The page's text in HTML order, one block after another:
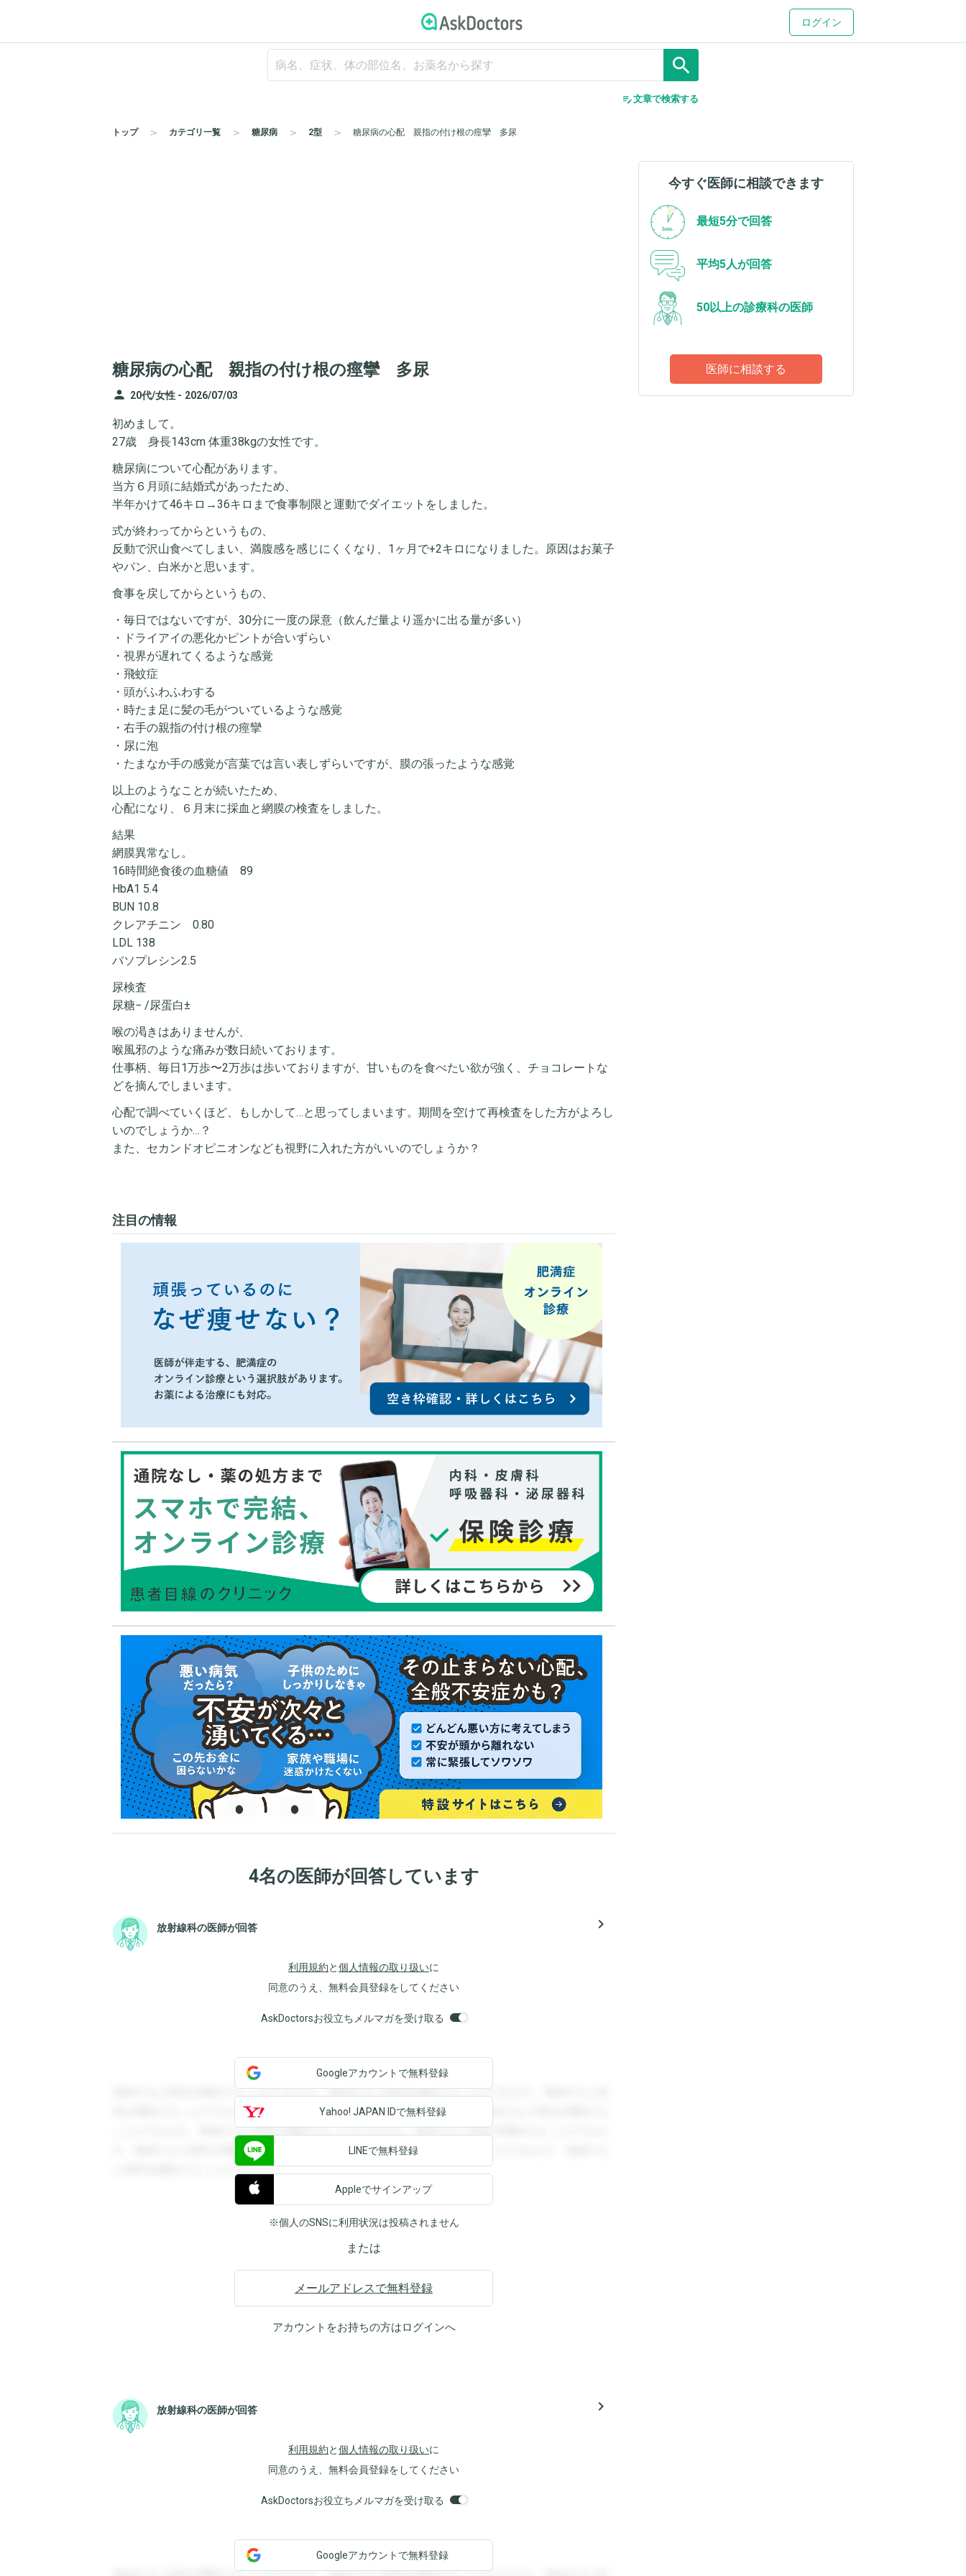
ログイン
search
edit_note文章で検索する
トップ カテゴリ一覧 糖尿病 2型 糖尿病の心配 親指の付け根の痙攣 多尿
糖尿病の心配 親指の付け根の痙攣 多尿
person 20代/女性 - 2026/07/03
初めまして。
27歳 身長143cm 体重38kgの女性です。
糖尿病について心配があります。
当方６月頭に結婚式があったため、
半年かけて46キロ→36キロまで食事制限と運動でダイエットをしました。
式が終わってからというもの、
反動で沢山食べてしまい、満腹感を感じにくくなり、1ヶ月で+2キロになりました。原因はお菓子
やパン、白米かと思います。
食事を戻してからというもの、
・毎日ではないですが、30分に一度の尿意（飲んだ量より遥かに出る量が多い）
・ドライアイの悪化かピントが合いずらい
・視界が遅れてくるような感覚
・飛蚊症
・頭がふわふわする
・時たま足に髪の毛がついているような感覚
・右手の親指の付け根の痙攣
・尿に泡
・たまなか手の感覚が言葉では言い表しずらいですが、膜の張ったような感覚
以上のようなことが続いたため、
心配になり、６月末に採血と網膜の検査をしました。
結果
網膜異常なし。
16時間絶食後の血糖値 89
HbA1 5.4
BUN 10.8
クレアチニン 0.80
LDL 138
バソプレシン2.5
尿検査
尿糖− /尿蛋白±
喉の渇きはありませんが、
喉風邪のような痛みが数日続いております。
仕事柄、毎日1万歩〜2万歩は歩いておりますが、甘いものを食べたい欲が強く、チョコレートな
どを摘んでしまいます。
心配で調べていくほど、もしかして…と思ってしまいます。期間を空けて再検査をした方がよろし
いのでしょうか…？
また、セカンドオピニオンなども視野に入れた方がいいのでしょうか？
注目の情報
4名の医師が回答しています
放射線科の医師が回答 navigate_next
利用規約と個人情報の取り扱いに
同意のうえ、無料会員登録をしてください
AskDoctorsお役立ちメルマガを受け取る
登録すると回答を閲覧することができます。登録すると回答を閲覧することができます。登録すると回
答を閲覧することができます。登録すると回答を閲覧することができます。登録すると回答を閲覧する
ことができます。登録すると回答を閲覧することができます。登録すると回答を閲覧することができま
す。登録すると回答を閲覧することができます。登録すると回答を閲覧することができます。登録する
と回答を閲覧することができます。
Googleアカウントで無料登録
Yahoo! JAPAN IDで無料登録
LINEで無料登録
Appleでサインアップ
※個人のSNSに利用状況は投稿されません
または
メールアドレスで無料登録
アカウントをお持ちの方はログインへ
放射線科の医師が回答 navigate_next
利用規約と個人情報の取り扱いに
同意のうえ、無料会員登録をしてください
AskDoctorsお役立ちメルマガを受け取る
Googleアカウントで無料登録
今すぐ医師に相談できます
最短5分で回答
平均5人が回答
50以上の診療科の医師
医師に相談する